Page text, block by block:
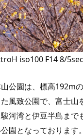
iso100 F14 8/
公園は、標高192m
風致公園で、富士山
河湾と伊豆半島まで
園となっております。